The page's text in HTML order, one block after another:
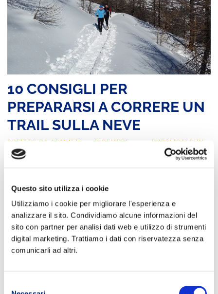
Questo sito utilizza i cookie
Utilizziamo i cookie per migliorare l'esperienza e
analizzare il sito. Condividiamo alcune informazioni del
sito con partner per analisi dati web e utilizzo di strumenti
digital marketing. Trattiamo i dati con riservatezza senza
comunicarli ad altri.
10 CONSIGLI PER
PREPARARSI A CORRERE UN
TRAIL SULLA NEVE
SCRITTO DA ADMIN IL 14 DICEMBRE 2017
. PUBBLICATO IN
ALLENAMENTO
Correre sulla neve, in allenamento o gara è divertente ma
specifica per evitare di ritrovarsi infortunati a causa di cadute...
CONTINUA A LEGGERE